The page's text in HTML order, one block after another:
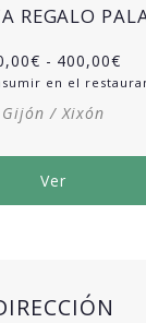
REGALO
€ - 400,00€
en el
Gijón / Xixón
Ver